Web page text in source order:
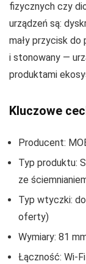
fizycznych czy
urządzeń są:
mały przycisk
i stonowany —
produktami
Kluczowe
Producent:
Typ produktu:
ze
Typ wtyczki:
oferty)
Wymiary: 81
Łączność: Wi‑Fi